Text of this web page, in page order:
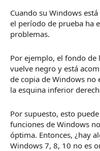
Cuando su Windows
el período de prueba ha
problemas.
Por ejemplo, el fondo de
vuelve negro y está
de copia de Windows no
la esquina inferior
Por supuesto, esto
funciones de Windows
óptima. Entonces, ¿hay
Windows 7, 8, 10 no es